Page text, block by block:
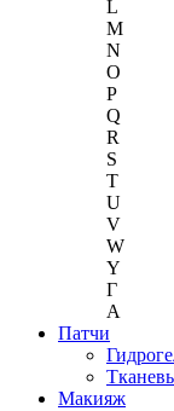
L
M
N
O
P
Q
R
S
T
U
V
W
Y
Г
A
Патчи
Макияж